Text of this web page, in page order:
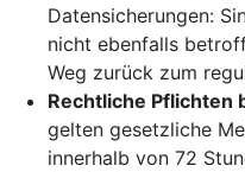
Datensicherungen:
nicht ebenfalls
Weg zurück zum
Rechtliche Pflichten
gelten gesetzliche
innerhalb von 72